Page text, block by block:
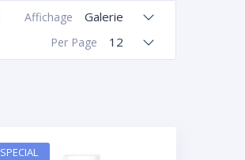
Affichage Galerie
Per Page 12
SPECIAL